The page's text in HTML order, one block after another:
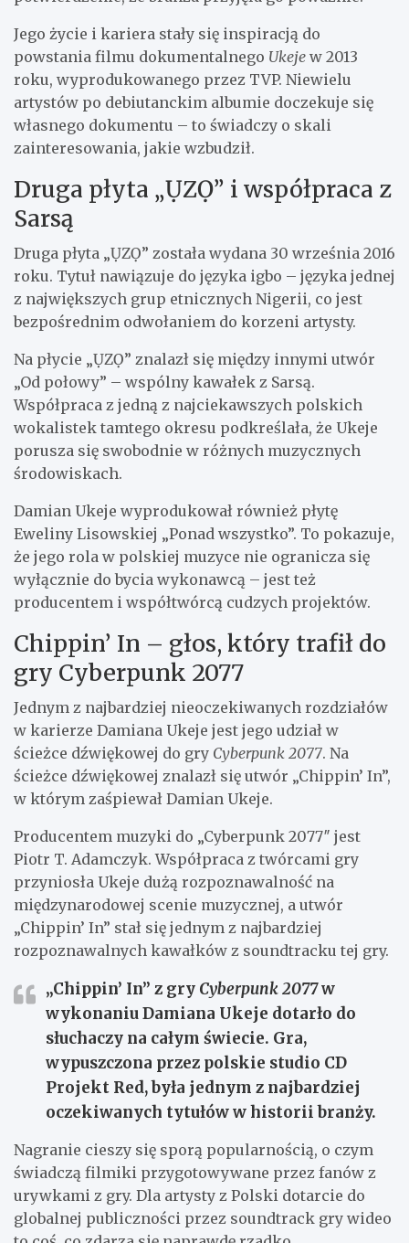
Jego życie i kariera stały się inspiracją do
powstania filmu dokumentalnego Ukeje w 2013
roku, wyprodukowanego przez TVP. Niewielu
artystów po debiutanckim albumie doczekuje się
własnego dokumentu – to świadczy o skali
zainteresowania, jakie wzbudził.
Druga płyta „ỤZỌ” i współpraca z
Sarsą
Druga płyta „ỤZỌ” została wydana 30 września 2016
roku. Tytuł nawiązuje do języka igbo – języka jednej
z największych grup etnicznych Nigerii, co jest
bezpośrednim odwołaniem do korzeni artysty.
Na płycie „ỤZỌ” znalazł się między innymi utwór
„Od połowy” – wspólny kawałek z Sarsą.
Współpraca z jedną z najciekawszych polskich
wokalistek tamtego okresu podkreślała, że Ukeje
porusza się swobodnie w różnych muzycznych
środowiskach.
Damian Ukeje wyprodukował również płytę
Eweliny Lisowskiej „Ponad wszystko”. To pokazuje,
że jego rola w polskiej muzyce nie ogranicza się
wyłącznie do bycia wykonawcą – jest też
producentem i współtwórcą cudzych projektów.
Chippin’ In – głos, który trafił do
gry Cyberpunk 2077
Jednym z najbardziej nieoczekiwanych rozdziałów
w karierze Damiana Ukeje jest jego udział w
ścieżce dźwiękowej do gry Cyberpunk 2077. Na
ścieżce dźwiękowej znalazł się utwór „Chippin’ In”,
w którym zaśpiewał Damian Ukeje.
Producentem muzyki do „Cyberpunk 2077″ jest
Piotr T. Adamczyk. Współpraca z twórcami gry
przyniosła Ukeje dużą rozpoznawalność na
międzynarodowej scenie muzycznej, a utwór
„Chippin’ In” stał się jednym z najbardziej
rozpoznawalnych kawałków z soundtracku tej gry.
„Chippin’ In” z gry Cyberpunk 2077w
wykonaniu Damiana Ukeje dotarło do
słuchaczy na całym świecie. Gra,
wypuszczona przez polskie studio CD
Projekt Red, była jednym z najbardziej
oczekiwanych tytułów w historii branży.
Nagranie cieszy się sporą popularnością, o czym
świadczą filmiki przygotowywane przez fanów z
urywkami z gry. Dla artysty z Polski dotarcie do
globalnej publiczności przez soundtrack gry wideo